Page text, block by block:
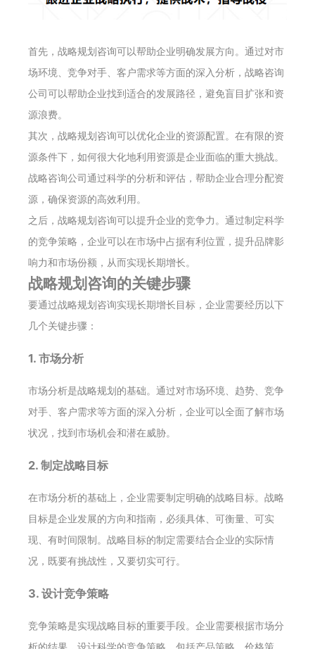
首先，战略规划咨询可以帮助企业明确发展方向。通过对市
场环境、竞争对手、客户需求等方面的深入分析，战略咨询
公司可以帮助企业找到适合的发展路径，避免盲目扩张和资
源浪费。
其次，战略规划咨询可以优化企业的资源配置。在有限的资
源条件下，如何很大化地利用资源是企业面临的重大挑战。
战略咨询公司通过科学的分析和评估，帮助企业合理分配资
源，确保资源的高效利用。
之后，战略规划咨询可以提升企业的竞争力。通过制定科学
的竞争策略，企业可以在市场中占据有利位置，提升品牌影
响力和市场份额，从而实现长期增长。
战略规划咨询的关键步骤
要通过战略规划咨询实现长期增长目标，企业需要经历以下
几个关键步骤：
1. 市场分析
市场分析是战略规划的基础。通过对市场环境、趋势、竞争
对手、客户需求等方面的深入分析，企业可以全面了解市场
状况，找到市场机会和潜在威胁。
2. 制定战略目标
在市场分析的基础上，企业需要制定明确的战略目标。战略
目标是企业发展的方向和指南，必须具体、可衡量、可实
现、有时间限制。战略目标的制定需要结合企业的实际情
况，既要有挑战性，又要切实可行。
3. 设计竞争策略
竞争策略是实现战略目标的重要手段。企业需要根据市场分